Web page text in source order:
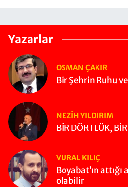
Yazarlar
OSMAN ÇAKIR
Bir Şehrin Ruhu
NEZIH YILDIRIM
BİR DÖRTLÜK,
VURAL KILIÇ
Boyabat’ın attığı adım
olabilir